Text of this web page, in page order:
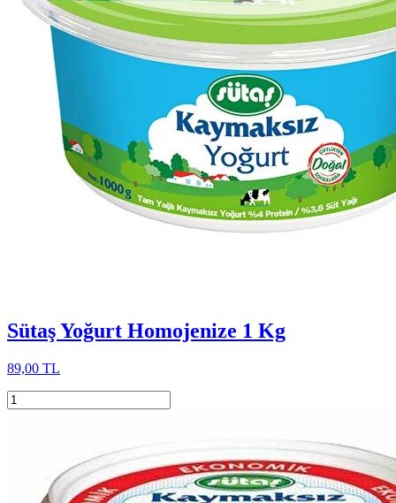
Sütaş Yoğurt Homojenize 1 Kg
89,00 TL